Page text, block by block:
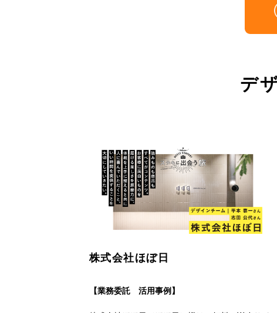
デ
株式会社ほぼ日
【業務委託 活用事例】